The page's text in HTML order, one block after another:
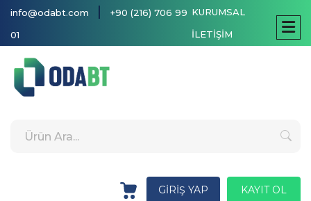
info@odabt.com |
+90 (216) 706 99
01
KURUMSAL
İLETİŞİM
GİRİŞ YAP KAYIT OL